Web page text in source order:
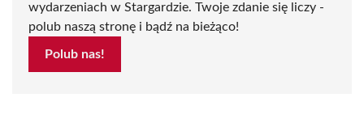
wydarzeniach w Stargardzie. Twoje zdanie się liczy -
polub naszą stronę i bądź na bieżąco!
Polub nas!